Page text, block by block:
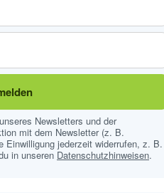
Newsletters und der
mit dem Newsletter (z. B.
jederzeit widerrufen, z. B.
in unseren Datenschutzhinweisen.